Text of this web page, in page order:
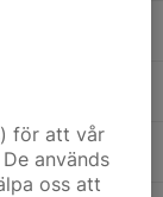
för att vår
används
oss att